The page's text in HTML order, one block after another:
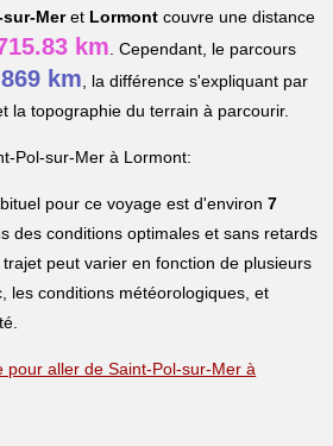
Meret Lormont couvre une distance
km. Cependant, le parcours
869 km, la différence s'expliquant par
la topographie du terrain à parcourir.
Pol-sur-Mer à Lormont:
pour ce voyage est d'environ7
des conditions optimales et sans retards
peut varier en fonction de plusieurs
les conditions météorologiques, et
pour aller de Saint-Pol-sur-Mer à